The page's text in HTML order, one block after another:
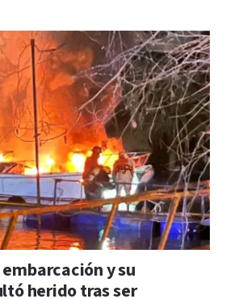
y su
herido tras ser